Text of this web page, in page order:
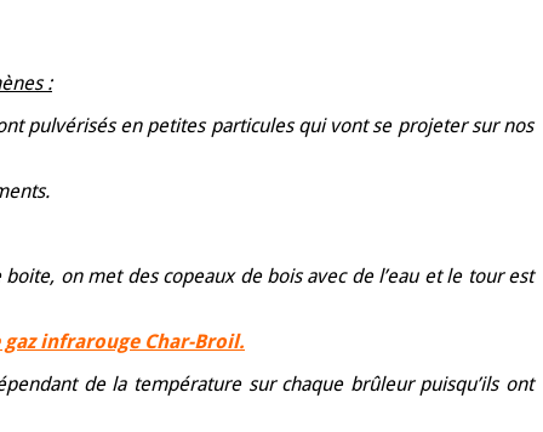
:
pulvérisés en petites particules qui vont se projeter sur nos
on met des copeaux de bois avec de l’eau et le tour est
gaz infrarouge Char-Broil.
de la température sur chaque brûleur puisqu’ils ont